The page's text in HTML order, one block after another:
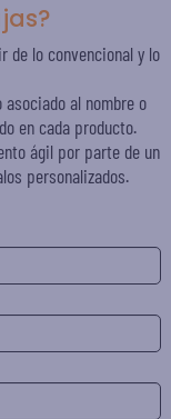
de lo convencional y lo
al nombre o
en cada producto.
ágil por parte de un
personalizados.